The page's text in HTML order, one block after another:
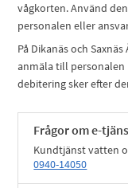
vågkorten. Använd
personalen eller
På Dikanäs och
anmäla till
debitering sker efter
Frågor om e-
Kundtjänst vatten
0940-14050